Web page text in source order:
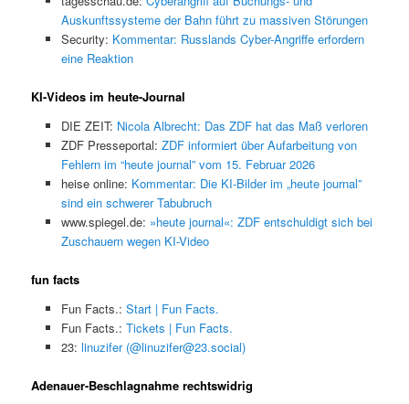
Auskunftssysteme der Bahn führt zu massiven Störungen
Security: Kommentar: Russlands Cyber-Angriffe erfordern
eine Reaktion
KI-Videos im heute-Journal
DIE ZEIT: Nicola Albrecht: Das ZDF hat das Maß verloren
ZDF Presseportal: ZDF informiert über Aufarbeitung von
Fehlern im “heute journal” vom 15. Februar 2026
heise online: Kommentar: Die KI-Bilder im „heute journal”
sind ein schwerer Tabubruch
www.spiegel.de: »heute journal«: ZDF entschuldigt sich bei
Zuschauern wegen KI-Video
fun facts
Fun Facts.: Start | Fun Facts.
Fun Facts.: Tickets | Fun Facts.
23: linuzifer (@linuzifer@23.social)
Adenauer-Beschlagnahme rechtswidrig